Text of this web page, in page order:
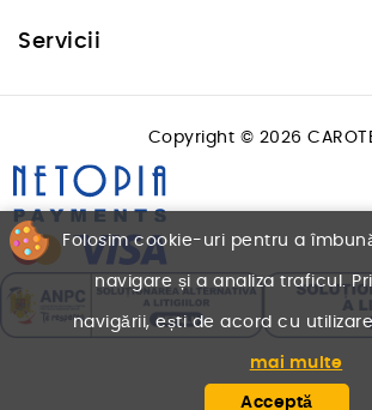
Servicii
Folosim cookie-uri pentru a
navigare și a analiza traficul.
navigării, ești de acord cu
mai multe
Acceptă
Copyright © 2026